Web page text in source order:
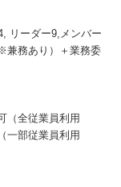
リーダー9,メンバー
兼務あり）＋業務委
（全従業員利用
一部従業員利用